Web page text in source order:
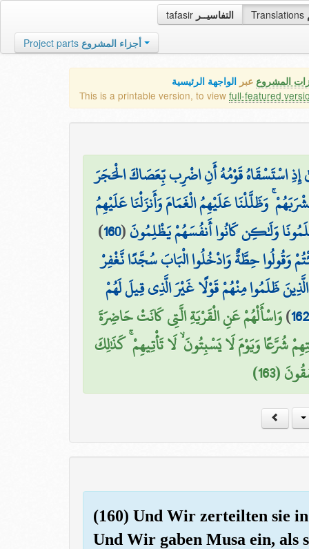
tafasir التفاسيــر Translations
Project parts أجزاء المشروع
المشروع عبر الواجهة الرئيسية
This is a printable version, to view full-featured
إِذِ اسْتَسْقَاهُ قَوْمُهُ أَنِ اضْرِب بِّعَصَاكَ الْحَجَرَ
وَظَلَّلْنَا عَلَيْهِمُ الْغَمَامَ وَأَنزَلْنَا عَلَيْهِمُ
وَلَٰكِن كَانُوا أَنفُسَهُمْ يَظْلِمُونَ(
160
)
وَقُولُوا حِطَّةٌ وَادْخُلُوا الْبَابَ سُجَّدًا نَّغْفِرْ
ظَلَمُوا مِنْهُمْ قَوْلًا غَيْرَ الَّذِي قِيلَ لَهُمْ
162
)وَاسْأَلْهُمْ عَنِ الْقَرْيَةِ الَّتِي كَانَتْ حَاضِرَةَ
شُرَّعًا وَيَوْمَ لَا يَسْبِتُونَ ۙ لَا تَأْتِيهِمْ ۚ كَذَٰلِكَ
(163)
(160) Und Wir zerteilten sie
Und Wir gaben Musa ein, als